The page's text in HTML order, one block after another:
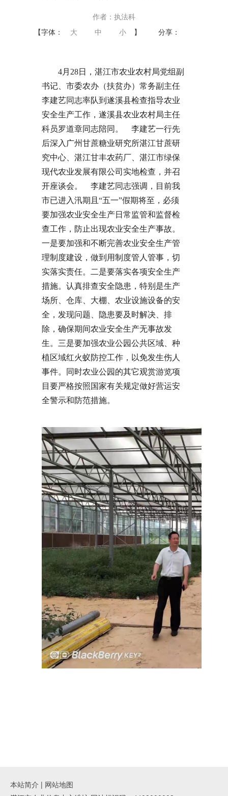
作者：执法科
【字体：
大 中 小 】 分享：
4月28日，湛江市农业农村局党组副
书记、市委农办（扶贫办）常务副主任
李建艺同志率队到遂溪县检查指导农业
安全生产工作，遂溪县农业农村局主任
科员罗道章同志陪同。 李建艺一行先
后深入广州甘蔗糖业研究所湛江甘蔗研
究中心、湛江甘丰农药厂、湛江市绿保
现代农业发展有限公司实地检查，并召
开座谈会。 李建艺同志强调，目前我
市已进入汛期且“五一”假期将至，必须
要加强农业安全生产日常监管和监督检
查工作，防止出现农业安全生产事故。
一是要加强和不断完善农业安全生产管
理制度建设，做到用制度管人管事，切
实落实责任。二是要落实各项安全生产
措施。认真排查安全隐患，特别是生产
场所、仓库、大棚、农业设施设备的安
全，发现问题、隐患要及时解决、排
除，确保期间农业安全生产无事故发
生。三是要加强农业公园公共区域、种
植区域红火蚁防控工作，以免发生伤人
事件。同时农业公园的其它观赏游览项
目要严格按照国家有关规定做好营运安
全警示和防范措施。
本站简介 | 网站地图